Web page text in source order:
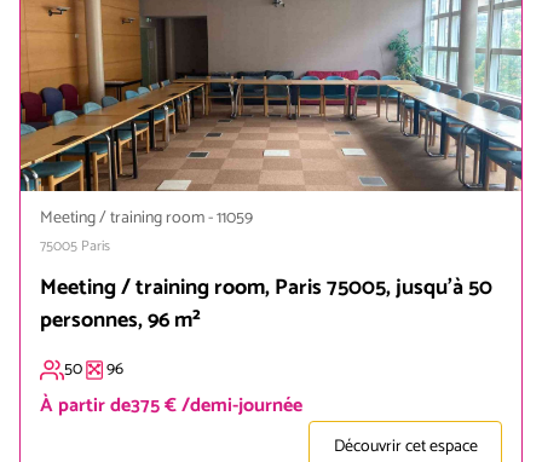
Meeting / training room-11059
75005 Paris
Meeting / training room, Paris 75005, jusqu'à 50
personnes, 96 m²
50 96
À partir de375 € /demi-journée
Découvrir cet espace